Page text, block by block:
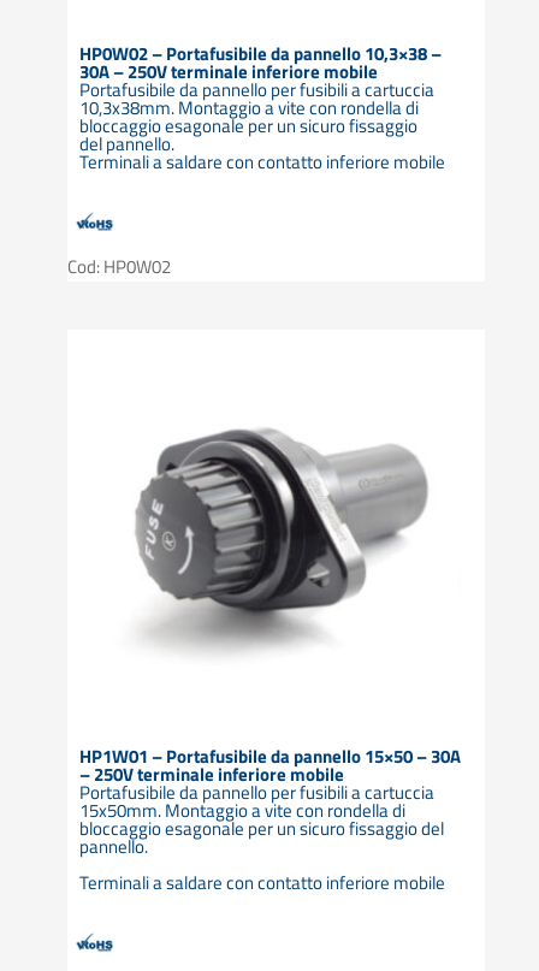
HP0W02 – Portafusibile da pannello 10,3×38 –
30A – 250V terminale inferiore mobile
Portafusibile da pannello per fusibili a cartuccia
10,3x38mm. Montaggio a vite con rondella di
bloccaggio esagonale per un sicuro fissaggio
del pannello.
Terminali a saldare con contatto inferiore mobile
Cod: HP0W02
HP1W01 – Portafusibile da pannello 15×50 – 30A
– 250V terminale inferiore mobile
Portafusibile da pannello per fusibili a cartuccia
15x50mm. Montaggio a vite con rondella di
bloccaggio esagonale per un sicuro fissaggio del
pannello.
Terminali a saldare con contatto inferiore mobile